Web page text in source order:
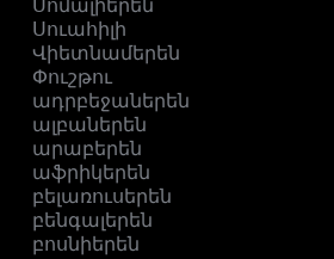
Սոմալիերեն
Սուահիլի
Վիետնամերեն
Փուշթու
ադրբեջաներեն
ալբաներեն
արաբերեն
աֆրիկերեն
բելառուսերեն
բենգալերեն
բոսնիերեն